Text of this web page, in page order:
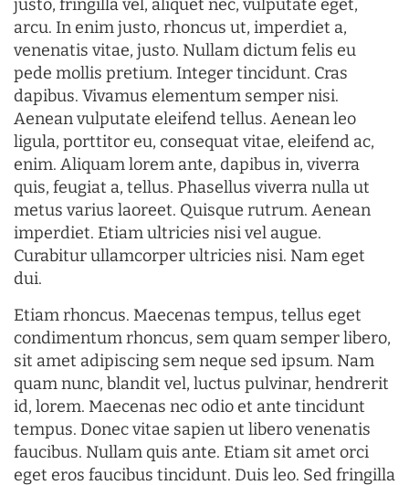
justo, fringilla vel, aliquet nec, vulputate eget,
arcu. In enim justo, rhoncus ut, imperdiet a,
venenatis vitae, justo. Nullam dictum felis eu
pede mollis pretium. Integer tincidunt. Cras
dapibus. Vivamus elementum semper nisi.
Aenean vulputate eleifend tellus. Aenean leo
ligula, porttitor eu, consequat vitae, eleifend ac,
enim. Aliquam lorem ante, dapibus in, viverra
quis, feugiat a, tellus. Phasellus viverra nulla ut
metus varius laoreet. Quisque rutrum. Aenean
imperdiet. Etiam ultricies nisi vel augue.
Curabitur ullamcorper ultricies nisi. Nam eget
dui.
Etiam rhoncus. Maecenas tempus, tellus eget
condimentum rhoncus, sem quam semper libero,
sit amet adipiscing sem neque sed ipsum. Nam
quam nunc, blandit vel, luctus pulvinar, hendrerit
id, lorem. Maecenas nec odio et ante tincidunt
tempus. Donec vitae sapien ut libero venenatis
faucibus. Nullam quis ante. Etiam sit amet orci
eget eros faucibus tincidunt. Duis leo. Sed fringilla